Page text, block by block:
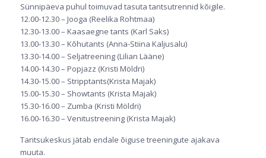
Sünnipäeva puhul toimuvad tasuta tantsutrennid kõigile.
12.00-12.30 – Jooga (Reelika Rohtmaa)
12.30-13.00 – Kaasaegne tants (Karl Saks)
13.00-13.30 – Kõhutants (Anna-Stiina Kaljusalu)
13.30-14.00 – Seljatreening (Lilian Lääne)
14.00-14.30 – Popjazz (Kristi Möldri)
14.30-15.00 – Stripptants(Krista Majak)
15.00-15.30 – Showtants (Krista Majak)
15.30-16.00 – Zumba (Kristi Möldri)
16.00-16.30 – Venitustreening (Krista Majak)
Tantsukeskus jätab endale õiguse treeningute ajakava
muuta.